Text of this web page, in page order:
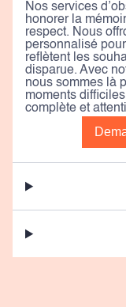
Nos services
honorer la
respect. Nous
personnalisé
reflètent les
disparue. Avec
nous sommes là
moments
complète et